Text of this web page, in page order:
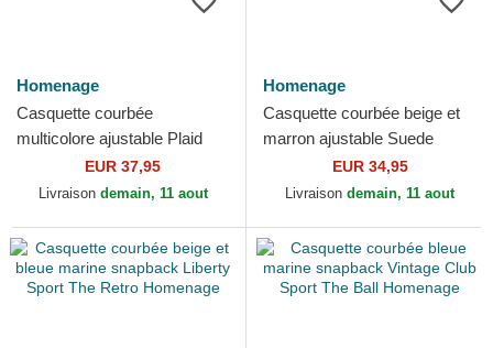
Homenage
Casquette courbée
multicolore ajustable Plaid
Resort Sport The 90s
Homenage
EUR 37,95
Livraison demain, 11 aout
Homenage
Casquette courbée beige et
marron ajustable Suede
Resort Sport The 90s
Homenage
EUR 34,95
Livraison demain, 11 aout